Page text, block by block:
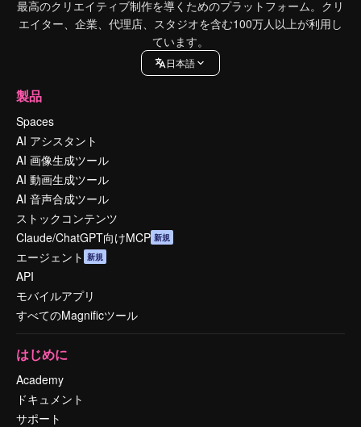
最高のクリエイティブ制作を導くためのプラットフォーム。クリ
エイター、企業、代理店、スタジオを含む100万人以上が利用し
ています。
日本語
製品
Spaces
AI アシスタント
AI 画像生成ツール
AI 動画生成ツール
AI 音声合成ツール
ストックコンテンツ
Claude/ChatGPT向けMCP 新規
エージェント 新規
API
モバイルアプリ
すべてのMagnificツール
はじめに
Academy
ドキュメント
サポート